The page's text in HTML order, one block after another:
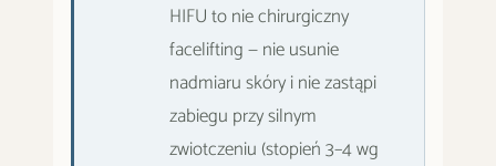
HIFU to nie chirurgiczny
facelifting — nie usunie
nadmiaru skóry i nie zastąpi
zabiegu przy silnym
zwiotczeniu (stopień 3–4 wg